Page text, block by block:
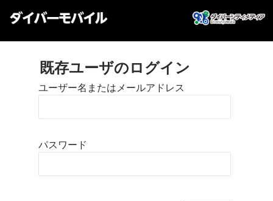
既存ユーザのログイン
ユーザー名またはメールアドレス
パスワード